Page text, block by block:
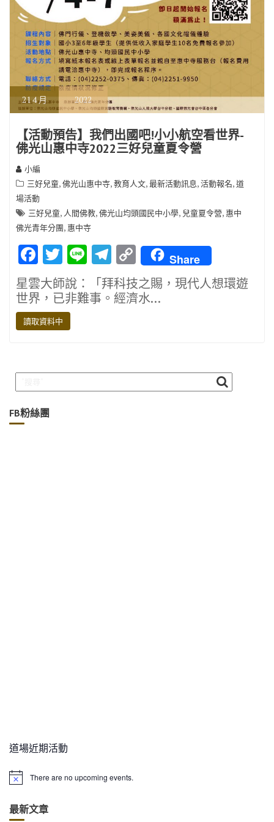
214 月 2022
【活動預告】我們出國吧!小小航空看世界-
佛光山惠中寺2022三好兒童夏令營
小編
三好兒童,佛光山惠中寺,教育人文,最新活動訊息,活動報名,道
場活動
三好兒童, 人間佛教,佛光山均頭國民中小學, 兒童夏令營, 惠中
佛光青年分團, 惠中寺
F
ac
e
b
o
k
T
w
it
te
r
Li
n
e
T
el
e
gr
C
o
p
y
k
Share
星雲大師說：「拜科技之賜，現代人想環遊
世界，已非難事。經濟水…
讀取資料中
FB粉絲團
道場近期活動
N
i
There are no upcoming events.
最新文章